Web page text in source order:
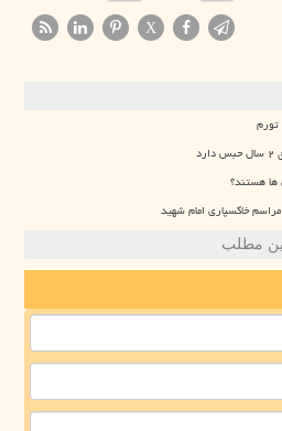
X
تورم
ها هستند؟
مطلب